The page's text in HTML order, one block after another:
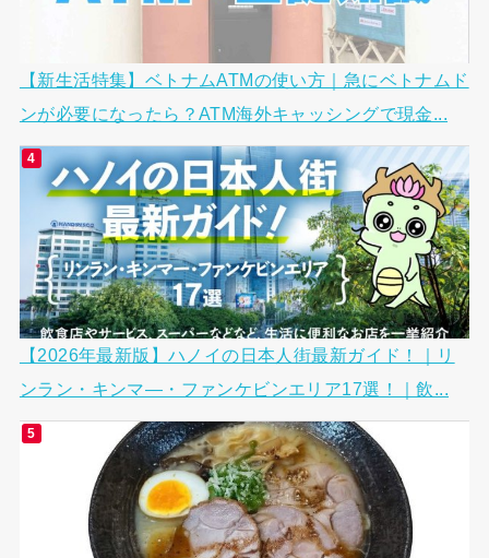
【新生活特集】ベトナムATMの使い方｜急にベトナムド
ンが必要になったら？ATM海外キャッシングで現金...
【2026年最新版】ハノイの日本人街最新ガイド！｜リ
ンラン・キンマ―・ファンケビンエリア17選！｜飲...